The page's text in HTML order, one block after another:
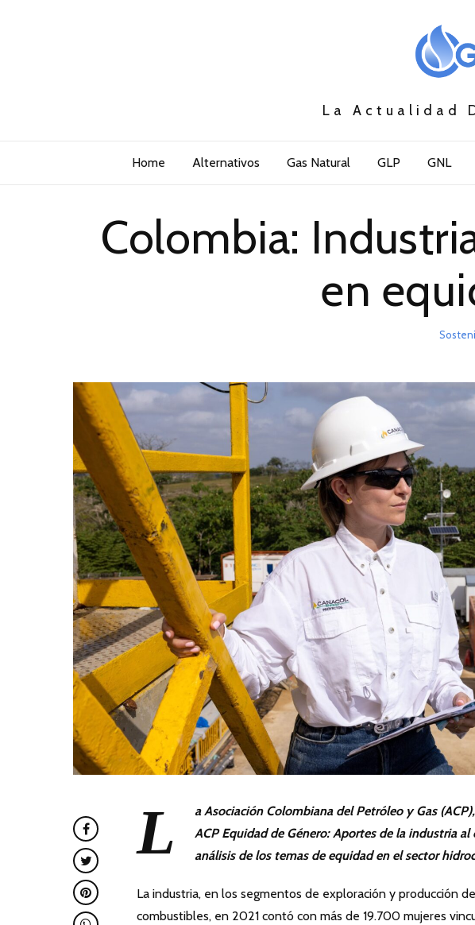
La Actualidad
Home Alternativos Gas Natural GLP GNL
Colombia:
en
L
a Asociación Colombiana del Petróleo y Gas
ACP Equidad de Género: Aportes de la industria al
análisis de los temas de equidad en el sector
La industria, en los segmentos de exploración y producción
combustibles, en 2021 contó con más de 19.700 mujeres